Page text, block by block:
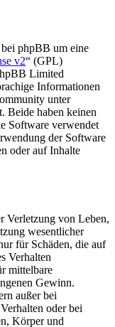
phpBB um eine
v2“ (GPL)
Limited
Informationen
unter
Beide haben keinen
Software verwendet
der Software
oder auf Inhalte
Verletzung von Leben,
wesentlicher
für Schäden, die auf
Verhalten
mittelbare
Gewinn.
außer bei
oder bei
Körper und